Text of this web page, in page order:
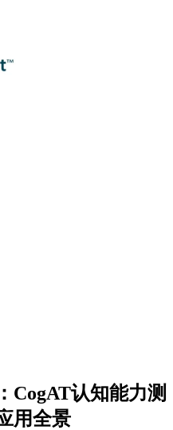
CogAT认知能力测
用全景